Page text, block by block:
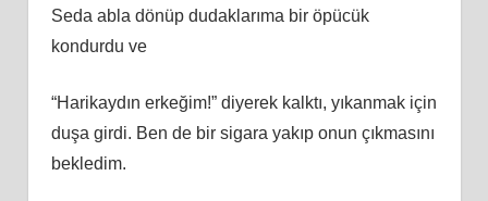
Seda abla dönüp dudaklarıma bir öpücük
kondurdu ve
“Harikaydın erkeğim!” diyerek kalktı, yıkanmak için
duşa girdi. Ben de bir sigara yakıp onun çıkmasını
bekledim.